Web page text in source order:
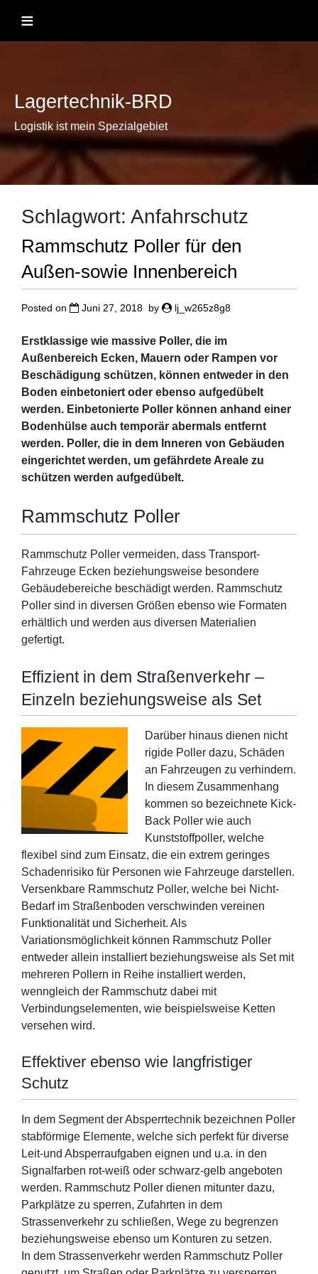
content
≡
Lagertechnik-BRD
Logistik ist mein Spezialgebiet
Schlagwort: Anfahrschutz
Rammschutz Poller für den
Außen-sowie Innenbereich
Posted on Juni 27, 2018 by lj_w265z8g8
Erstklassige wie massive Poller, die im
Außenbereich Ecken, Mauern oder Rampen vor
Beschädigung schützen, können entweder in den
Boden einbetoniert oder ebenso aufgedübelt
werden. Einbetonierte Poller können anhand einer
Bodenhülse auch temporär abermals entfernt
werden. Poller, die in dem Inneren von Gebäuden
eingerichtet werden, um gefährdete Areale zu
schützen werden aufgedübelt.
Rammschutz Poller
Rammschutz Poller vermeiden, dass Transport-
Fahrzeuge Ecken beziehungsweise besondere
Gebäudebereiche beschädigt werden. Rammschutz
Poller sind in diversen Größen ebenso wie Formaten
erhältlich und werden aus diversen Materialien
gefertigt.
Effizient in dem Straßenverkehr –
Einzeln beziehungsweise als Set
Darüber hinaus dienen nicht
rigide Poller dazu, Schäden
an Fahrzeugen zu verhindern.
In diesem Zusammenhang
kommen so bezeichnete Kick-
Back Poller wie auch
Kunststoffpoller, welche
flexibel sind zum Einsatz, die ein extrem geringes
Schadenrisiko für Personen wie Fahrzeuge darstellen.
Versenkbare Rammschutz Poller, welche bei Nicht-
Bedarf im Straßenboden verschwinden vereinen
Funktionalität und Sicherheit. Als
Variationsmöglichkeit können Rammschutz Poller
entweder allein installiert beziehungsweise als Set mit
mehreren Pollern in Reihe installiert werden,
wenngleich der Rammschutz dabei mit
Verbindungselementen, wie beispielsweise Ketten
versehen wird.
Effektiver ebenso wie langfristiger
Schutz
In dem Segment der Absperrtechnik bezeichnen Poller
stabförmige Elemente, welche sich perfekt für diverse
Leit-und Absperraufgaben eignen und u.a. in den
Signalfarben rot-weiß oder schwarz-gelb angeboten
werden. Rammschutz Poller dienen mitunter dazu,
Parkplätze zu sperren, Zufahrten in dem
Strassenverkehr zu schließen, Wege zu begrenzen
beziehungsweise ebenso um Konturen zu setzen.
In dem Strassenverkehr werden Rammschutz Poller